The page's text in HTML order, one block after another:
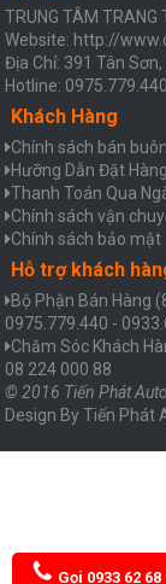
TRUNG TÂM TRANG
Website: http://
Địa Chỉ: 391 Tân
Hotline:
Khách Hàng
Chính sách bán
Hưỡng Dẫn Đặt Hàng
Thanh Toán Qua
Chính sách vận
Chính sách bảo mật
Hỗ trợ khách
Bộ Phận Bán Hàng
0975.779.440 -
Chăm Sóc Khách
08 224 000 88
© 2016 Tiến Phát
Design ByTiến Phát
Gọi 0933 62 68